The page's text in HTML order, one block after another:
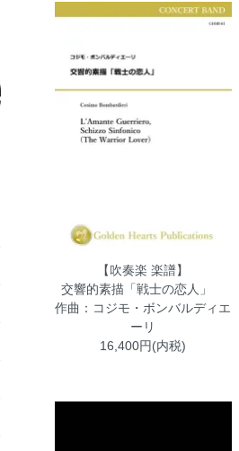
【吹奏楽 楽譜】
交響的素描「戦士の恋人」
作曲：コジモ・ボンバルディエ
ーリ
16,400円(内税)